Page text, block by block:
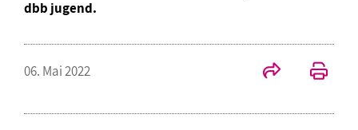
dbb jugend.
06. Mai 2022